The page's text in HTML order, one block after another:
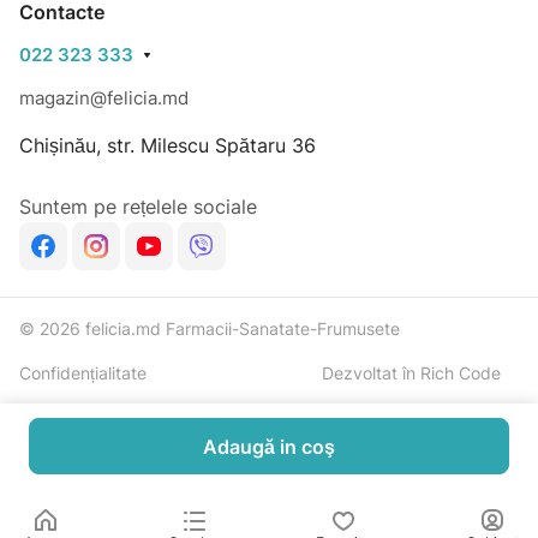
Contacte
022 323 333
magazin@felicia.md
Chișinău, str. Milescu Spătaru 36
Suntem pe rețelele sociale
© 2026 felicia.md Farmacii-Sanatate-Frumusete
Confidențialitate Dezvoltat în Rich Code
Adaugă in coş